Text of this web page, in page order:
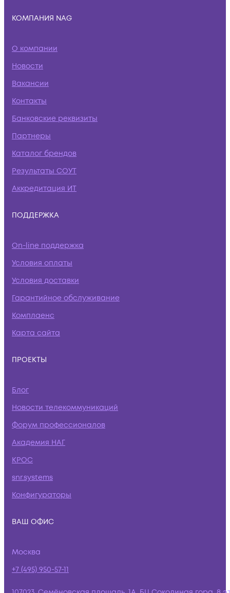
КОМПАНИЯ NAG
О компании
Новости
Вакансии
Контакты
Банковские реквизиты
Партнеры
Каталог брендов
Результаты СОУТ
Аккредитация ИТ
ПОДДЕРЖКА
On-line поддержка
Условия оплаты
Условия доставки
Гарантийное обслуживание
Комплаенс
Карта сайта
ПРОЕКТЫ
Блог
Новости телекоммуникаций
Форум профессионалов
Академия НАГ
КРОС
snr.systems
Конфигураторы
ВАШ ОФИС
Москва
+7 (495) 950-57-11